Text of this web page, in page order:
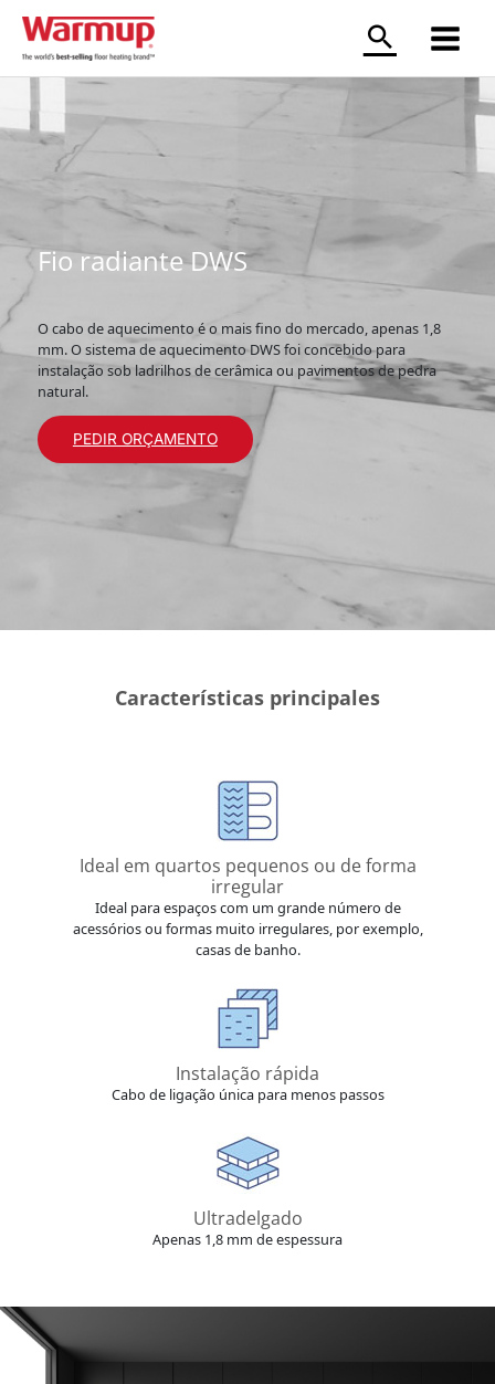
content
Main
Menu
Fio radiante DWS
O cabo de aquecimento é o mais fino do mercado, apenas 1,8
mm. O sistema de aquecimento DWS foi concebido para
instalação sob ladrilhos de cerâmica ou pavimentos de pedra
natural.
PEDIR ORÇAMENTO
Características principales
Ideal em quartos pequenos ou de forma
irregular
Ideal para espaços com um grande número de
acessórios ou formas muito irregulares, por exemplo,
casas de banho.
Instalação rápida
Cabo de ligação única para menos passos
Ultradelgado
Apenas 1,8 mm de espessura